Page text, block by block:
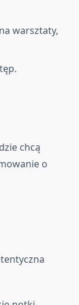
warsztaty,
chcą
o